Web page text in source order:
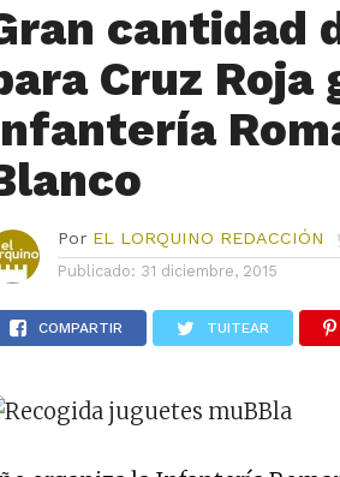
cantidad
Cruz Roja
Por EL LORQUINO REDACCIÓN
Publicado: 31 diciembre, 2015
COMPARTIR TUITEAR